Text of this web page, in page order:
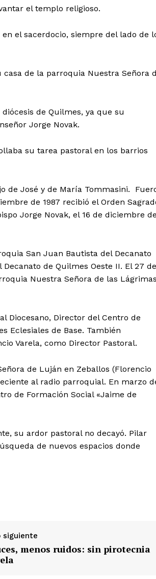
el templo religioso.
el sacerdocio, siempre del lado de
de la parroquia Nuestra Señora
de Quilmes, ya que su
Jorge Novak.
su tarea pastoral en los barrios
de José y de María Tommasini.
de 1987 recibió el Orden
Jorge Novak, el 16 de diciembre de
San Juan Bautista del Decanato
de Quilmes Oeste II. El 27 de
Nuestra Señora de las
Diocesano, Director del Centro de
Eclesiales de Base. También
Varela, como Director Pastoral.
de Luján en Zeballos (Florencio
al radio parroquial. En marzo
de Formación Social «Jaime de
su ardor pastoral no decayó. Pilar
de nuevos espacios donde
siguiente
menos ruidos: sin pirotecnia